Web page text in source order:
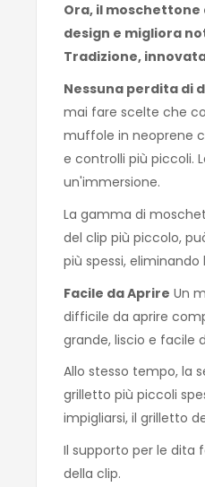
Ora, il moschettone
design e migliora
Tradizione,
Nessuna perdita di
mai fare scelte che
muffole in neoprene
e controlli più piccoli.
un'immersione.
La gamma di
del clip più piccolo,
più spessi,
Facile da Aprire Un
difficile da aprire
grande, liscio e facile
Allo stesso tempo, la
grilletto più piccoli
impigliarsi, il grilletto
Il supporto per le dita
della clip.